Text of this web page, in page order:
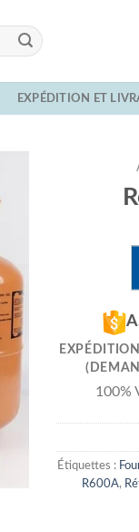
EXPÉDITION ET
100%
Étiquettes :
R600A,